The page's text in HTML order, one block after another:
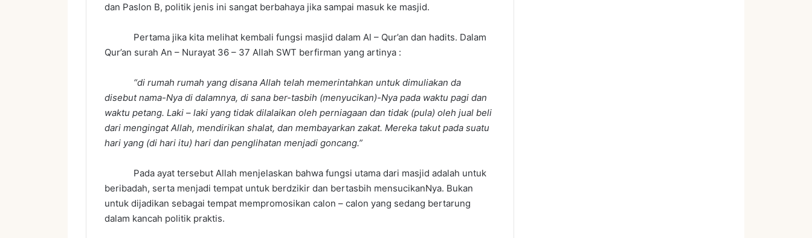
dan Paslon B, politik jenis ini sangat berbahaya jika sampai masuk ke masjid.
Pertama jika kita melihat kembali fungsi masjid dalam Al – Qur’an dan hadits. Dalam
Qur’an surah An – Nurayat 36 – 37 Allah SWT berfirman yang artinya :
“di rumah rumah yang disana Allah telah memerintahkan untuk dimuliakan da
disebut nama-Nya di dalamnya, di sana ber-tasbih (menyucikan)-Nya pada waktu pagi dan
waktu petang. Laki – laki yang tidak dilalaikan oleh perniagaan dan tidak (pula) oleh jual beli
dari mengingat Allah, mendirikan shalat, dan membayarkan zakat. Mereka takut pada suatu
hari yang (di hari itu) hari dan penglihatan menjadi goncang.”
Pada ayat tersebut Allah menjelaskan bahwa fungsi utama dari masjid adalah untuk
beribadah, serta menjadi tempat untuk berdzikir dan bertasbih mensucikanNya. Bukan
untuk dijadikan sebagai tempat mempromosikan calon – calon yang sedang bertarung
dalam kancah politik praktis.